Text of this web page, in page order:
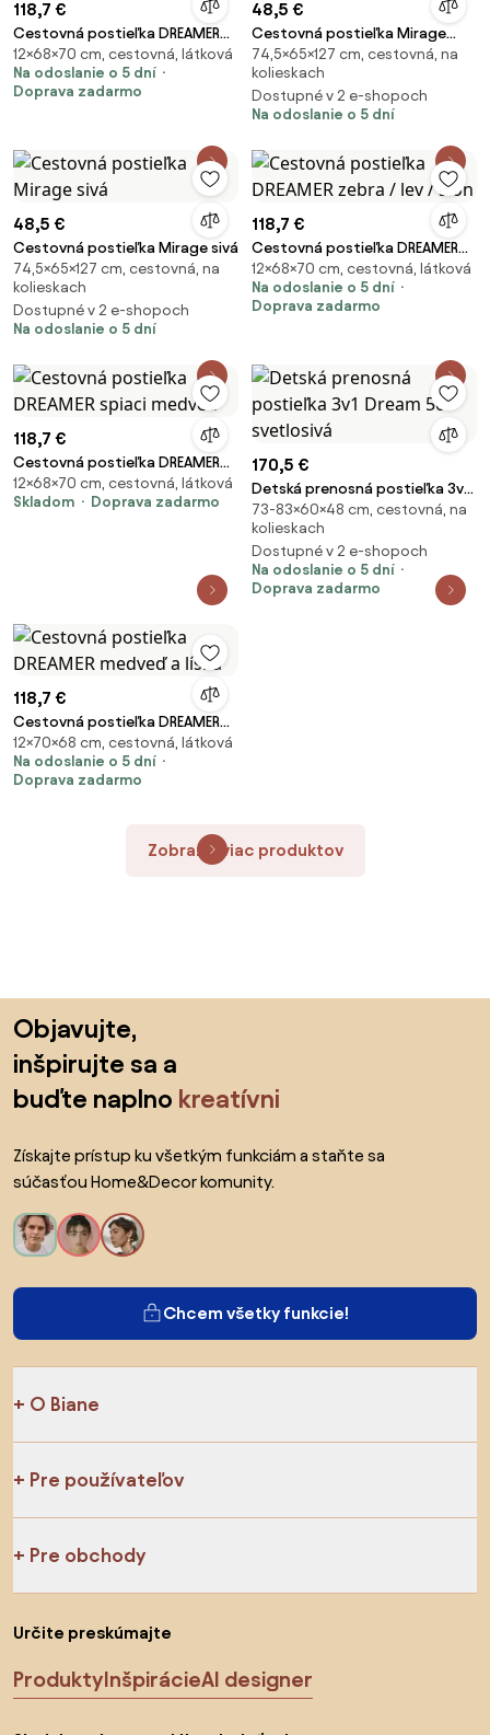
118,7 €
Cestovná postieľka DREAMER
ježko
12×68×70 cm, cestovná, látková
Na odoslanie o 5 dní
Doprava zadarmo
48,5 €
Cestovná postieľka Mirage
tmavosivá
74,5×65×127 cm, cestovná, na
kolieskach
Dostupné v 2 e-shopoch
Na odoslanie o 5 dní
48,5 €
Cestovná postieľka Mirage sivá
74,5×65×127 cm, cestovná, na
kolieskach
Dostupné v 2 e-shopoch
Na odoslanie o 5 dní
118,7 €
Cestovná postieľka DREAMER
zebra / lev / slon
12×68×70 cm, cestovná, látková
Na odoslanie o 5 dní
Doprava zadarmo
118,7 €
Cestovná postieľka DREAMER
spiaci medveď
12×68×70 cm, cestovná, látková
Skladom
Doprava zadarmo
170,5 €
Detská prenosná postieľka 3v1
Dream 50 svetlosivá
73-83×60×48 cm, cestovná, na
kolieskach
Dostupné v 2 e-shopoch
Na odoslanie o 5 dní
Doprava zadarmo
118,7 €
Cestovná postieľka DREAMER
medveď a líška
12×70×68 cm, cestovná, látková
Na odoslanie o 5 dní
Doprava zadarmo
Zobraziť viac produktov
Objavujte,
inšpirujte sa a
buďte naplno kreatívni
Získajte prístup ku všetkým funkciám a staňte sa
súčasťou Home&Decor komunity.
Chcem všetky funkcie!
O Biane
Pre používateľov
Pre obchody
Určite preskúmajte
ProduktyInšpirácieAI designer